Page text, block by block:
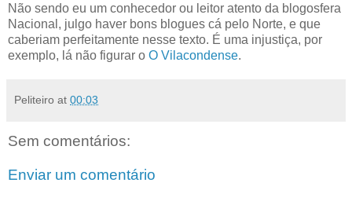
Não sendo eu um conhecedor ou leitor atento da blogosfera
Nacional, julgo haver bons blogues cá pelo Norte, e que
caberiam perfeitamente nesse texto. É uma injustiça, por
exemplo, lá não figurar o O Vilacondense.
Peliteiro at 00:03
Sem comentários:
Enviar um comentário